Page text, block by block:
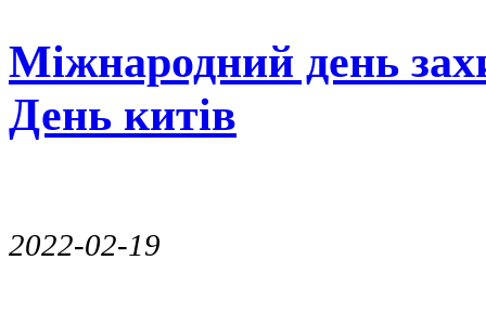
Міжнародний день
День китів
2022-02-19